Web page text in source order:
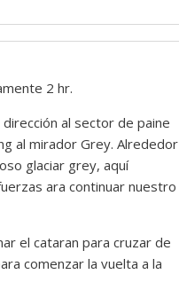
2 hr.
al sector de paine
al mirador Grey. Alrededor
glaciar grey, aquí
ara continuar nuestro
el cataran para cruzar de
comenzar la vuelta a la